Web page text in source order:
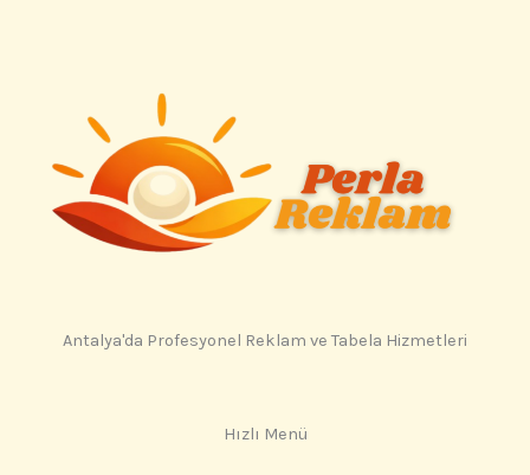
Antalya'da Profesyonel Reklam ve Tabela Hizmetleri
Hızlı Menü